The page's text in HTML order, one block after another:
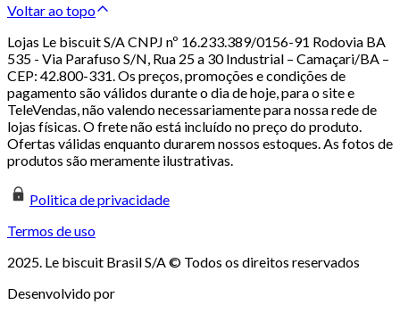
Voltar ao topo
Lojas Le biscuit S/A CNPJ nº 16.233.389/0156-91 Rodovia BA
535 - Via Parafuso S/N, Rua 25 a 30 Industrial – Camaçari/BA –
CEP: 42.800-331. Os preços, promoções e condições de
pagamento são válidos durante o dia de hoje, para o site e
TeleVendas, não valendo necessariamente para nossa rede de
lojas físicas. O frete não está incluído no preço do produto.
Ofertas válidas enquanto durarem nossos estoques. As fotos de
produtos são meramente ilustrativas.
Politica de privacidade
Termos de uso
2025. Le biscuit Brasil S/A © Todos os direitos reservados
Desenvolvido por